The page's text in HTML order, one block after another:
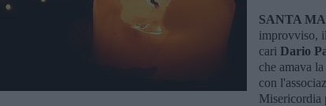
SANTA
improvviso,
cari Dario
che amava
con
Misericordia